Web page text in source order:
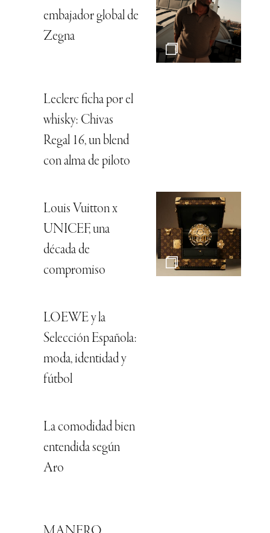
embajador global de
Zegna
Leclerc ficha por el
whisky: Chivas
Regal 16, un blend
con alma de piloto
Louis Vuitton x
UNICEF, una
década de
compromiso
LOEWE y la
Selección Española:
moda, identidad y
fútbol
La comodidad bien
entendida según
Aro